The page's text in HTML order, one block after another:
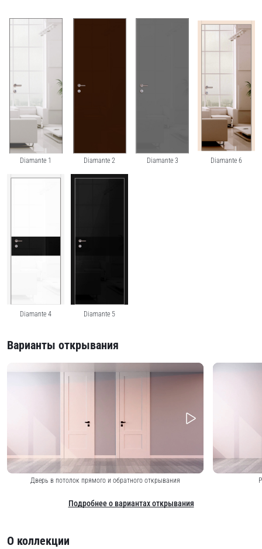
Diamante 1 Diamante 2 Diamante 3 Diamante 6
Diamante 4 Diamante 5
Варианты открывания
Дверь в потолок прямого и обратного открывания
Подробнее о вариантах открывания
О коллекции